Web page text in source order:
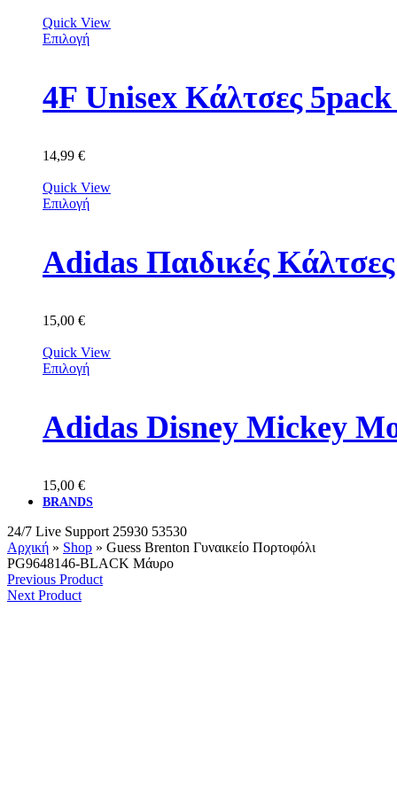
Quick View
Επιλογή
4F Unisex Κάλτσες
14,99 €
Quick View
Επιλογή
Adidas Παιδικές
15,00 €
Quick View
Επιλογή
Adidas Disney Mickey
15,00 €
BRANDS
24/7 Live Support 25930 53530
Αρχική » Shop » Guess Brenton Γυναικείο Πορτοφόλι
PG9648146-BLACK Μάυρο
Previous Product
Next Product